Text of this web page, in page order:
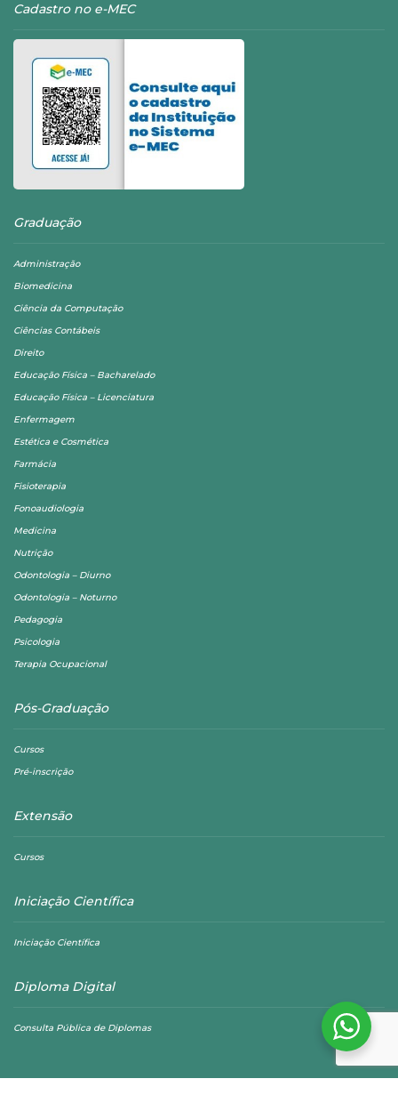
Cadastro no e-MEC
Graduação
Administração
Biomedicina
Ciência da Computação
Ciências Contábeis
Direito
Educação Física – Bacharelado
Educação Física – Licenciatura
Enfermagem
Estética e Cosmética
Farmácia
Fisioterapia
Fonoaudiologia
Medicina
Nutrição
Odontologia – Diurno
Odontologia – Noturno
Pedagogia
Psicologia
Terapia Ocupacional
Pós-Graduação
Cursos
Pré-inscrição
Extensão
Cursos
Iniciação Científica
Iniciação Científica
Diploma Digital
Consulta Pública de Diplomas